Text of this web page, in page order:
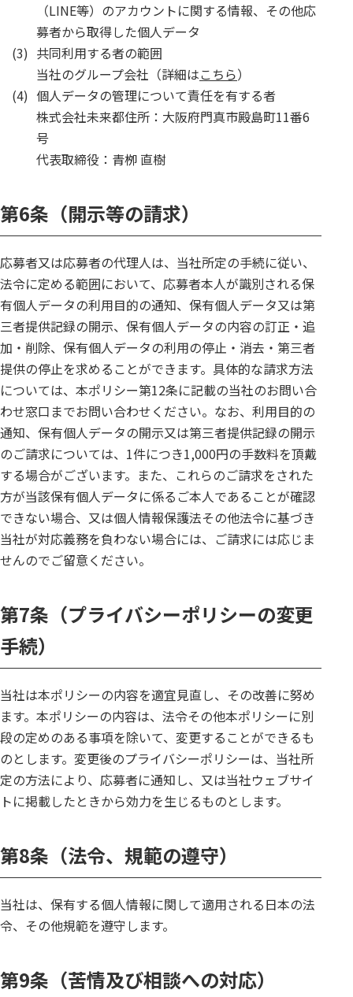
（LINE等）のアカウントに関する情報、その他応
募者から取得した個人データ
(3) 共同利用する者の範囲
当社のグループ会社（詳細はこちら）
(4) 個人データの管理について責任を有する者
株式会社未来都住所：大阪府門真市殿島町11番6
号
代表取締役：青栁 直樹
第6条（開示等の請求）
応募者又は応募者の代理人は、当社所定の手続に従い、
法令に定める範囲において、応募者本人が識別される保
有個人データの利用目的の通知、保有個人データ又は第
三者提供記録の開示、保有個人データの内容の訂正・追
加・削除、保有個人データの利用の停止・消去・第三者
提供の停止を求めることができます。具体的な請求方法
については、本ポリシー第12条に記載の当社のお問い合
わせ窓口までお問い合わせください。なお、利用目的の
通知、保有個人データの開示又は第三者提供記録の開示
のご請求については、1件につき1,000円の手数料を頂戴
する場合がございます。また、これらのご請求をされた
方が当該保有個人データに係るご本人であることが確認
できない場合、又は個人情報保護法その他法令に基づき
当社が対応義務を負わない場合には、ご請求には応じま
せんのでご留意ください。
第7条（プライバシーポリシーの変更
手続）
当社は本ポリシーの内容を適宜見直し、その改善に努め
ます。本ポリシーの内容は、法令その他本ポリシーに別
段の定めのある事項を除いて、変更することができるも
のとします。変更後のプライバシーポリシーは、当社所
定の方法により、応募者に通知し、又は当社ウェブサイ
トに掲載したときから効力を生じるものとします。
第8条（法令、規範の遵守）
当社は、保有する個人情報に関して適用される日本の法
令、その他規範を遵守します。
第9条（苦情及び相談への対応）